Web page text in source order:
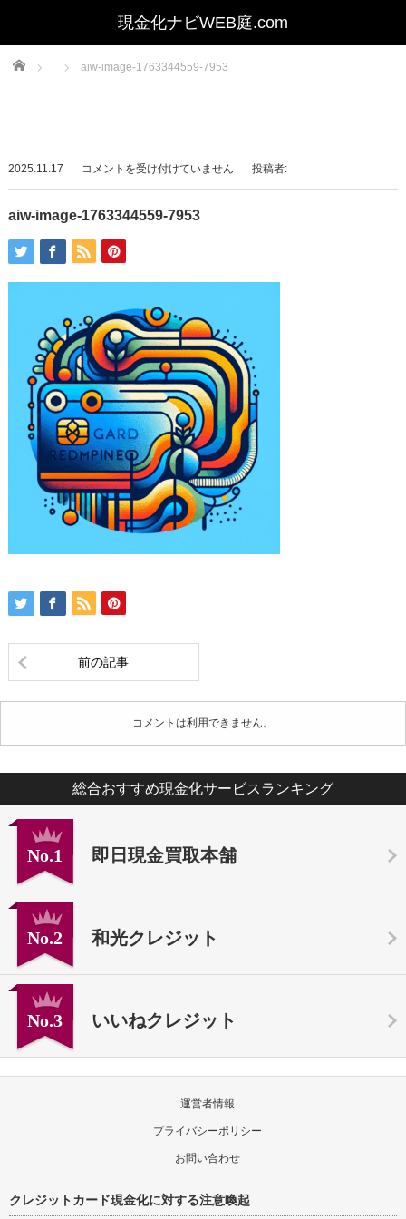
Home aiw-image-1763344559-7953
2025.11.17
aiw-
image-
1763344559-
は
コメントを受け付けていません 投稿者:
aiw-image-1763344559-7953
前の記事
コメントは利用できません。
総合おすすめ現金化サービスランキング
No.1 即日現金買取本舗
No.2 和光クレジット
No.3 いいねクレジット
運営者情報
プライバシーポリシー
お問い合わせ
クレジットカード現金化に対する注意喚起